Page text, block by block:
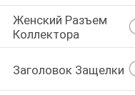
Женский Разъем
Коллектора
Заголовок Защелки